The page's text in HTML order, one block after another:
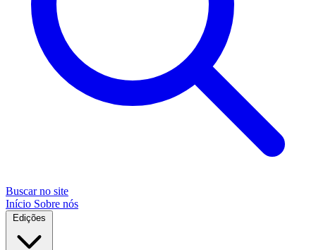
Buscar no site
Início Sobre nós
Edições